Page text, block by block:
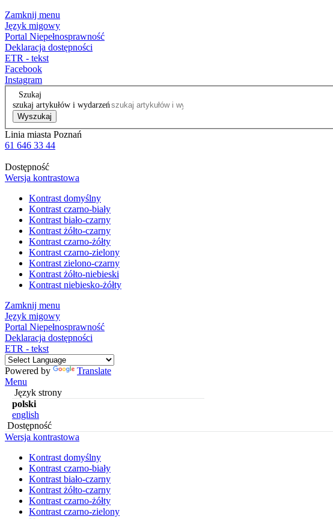
Zamknij menu
Język migowy
Portal Niepełnosprawność
Deklaracja dostępności
ETR - tekst
Facebook
Instagram
Szukaj
szukaj artykułów i wydarzeń
Wyszukaj
Linia miasta Poznań
61 646 33 44
Dostępność
Wersja kontrastowa
Kontrast domyślny
Kontrast czarno-biały
Kontrast biało-czarny
Kontrast żółto-czarny
Kontrast czarno-żółty
Kontrast czarno-zielony
Kontrast zielono-czarny
Kontrast żółto-niebieski
Kontrast niebiesko-żółty
Zamknij menu
Język migowy
Portal Niepełnosprawność
Deklaracja dostępności
ETR - tekst
Powered by
Translate
Menu
Język strony
polski
english
Dostępność
Wersja kontrastowa
Kontrast domyślny
Kontrast czarno-biały
Kontrast biało-czarny
Kontrast żółto-czarny
Kontrast czarno-żółty
Kontrast czarno-zielony